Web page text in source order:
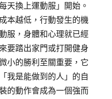
天換上運動服」開始。
本越低，行動發生的機
服，身體和心理就已經
要踏出家門或打開健身
小的勝利至關重要，它
我是能做到的人」的自
的動作會成為一個強而